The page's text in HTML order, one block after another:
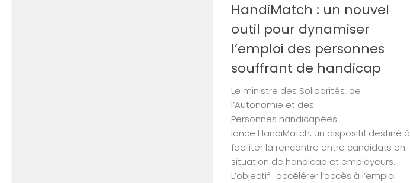
HandiMatch : un nouvel
outil pour dynamiser
l’emploi des personnes
souffrant de handicap
Le ministre des Solidarités, de
l’Autonomie et des
Personnes handicapées
lance HandiMatch, un dispositif destiné à
faciliter la rencontre entre candidats en
situation de handicap et employeurs.
L’objectif : accélérer l’accès à l’emploi